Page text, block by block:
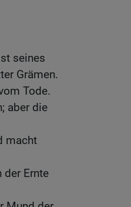
seines
Grämen.
Tode.
aber die
macht
Ernte